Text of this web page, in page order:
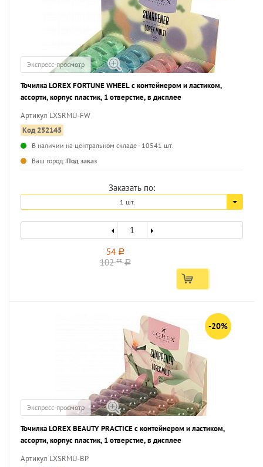
Экспресс-просмотр
Точилка LOREX FORTUNE WHEEL с контейнером и ластиком,
ассорти, корпус пластик, 1 отверстие, в дисплее
Артикул LXSRMU-FW
Код 252145
В наличии на центральном складе - 10541 шт.
Ваш город: Под заказ
Заказать по:
1 шт.
54 a
10253 a
-20%
Экспресс-просмотр
Точилка LOREX BEAUTY PRACTICE с контейнером и ластиком,
ассорти, корпус пластик, 1 отверстие, в дисплее
Артикул LXSRMU-BP